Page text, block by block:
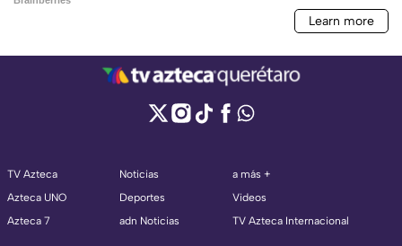
TV Azteca
Azteca UNO
Azteca 7
Noticias
Deportes
adn Noticias
a más +
Videos
TV Azteca Internacional